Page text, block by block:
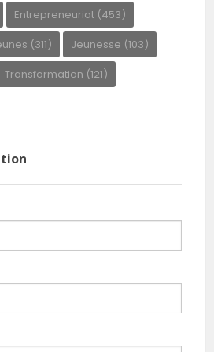
Entrepreneuriat (453)
(311) Jeunesse (103)
Transformation (121)